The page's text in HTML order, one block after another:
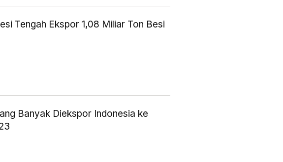
Tengah Ekspor 1,08 Miliar Ton Besi
Banyak Diekspor Indonesia ke